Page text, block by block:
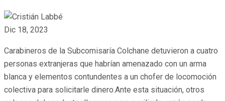
Dic 18, 2023
Carabineros de la Subcomisaría Colchane detuvieron a cuatro
personas extranjeras que habrían amenazado con un arma
blanca y elementos contundentes a un chofer de locomoción
colectiva para solicitarle dinero.Ante esta situación, otros